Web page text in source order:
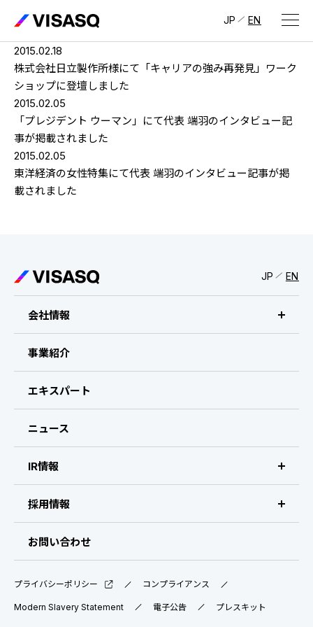
JP EN
会社情報
ビザスクについて
CEOメッセージ
経営メンバー
会社概要・拠点
IRライブラリ
IRスケジュール
業績ハイライト
株式について
よくある質問
ディスクロージャーポリシー
採用サイト（日本）
新卒採用
中途採用：ビジネス職・コーポレート職
中途採用：開発職・デザイナー職
2015.02.18
株式会社日立製作所様にて「キャリアの強み再発見」ワーク
ショップに登壇しました
2015.02.05
「プレジデント ウーマン」にて代表 端羽のインタビュー記
事が掲載されました
2015.02.05
東洋経済の女性特集にて代表 端羽のインタビュー記事が掲
載されました
JP EN
会社情報
ビザスクについて
CEOメッセージ
会社概要・拠点
事業紹介
エキスパート
ニュース
IR情報
IR情報 トップ
IRライブラリ
業績ハイライト
採用情報
採用サイト（日本）
中途採用：ビジネス職・コーポレート職
お問い合わせ
プライバシーポリシー コンプライアンス
Modern Slavery Statement 電子公告 プレスキット